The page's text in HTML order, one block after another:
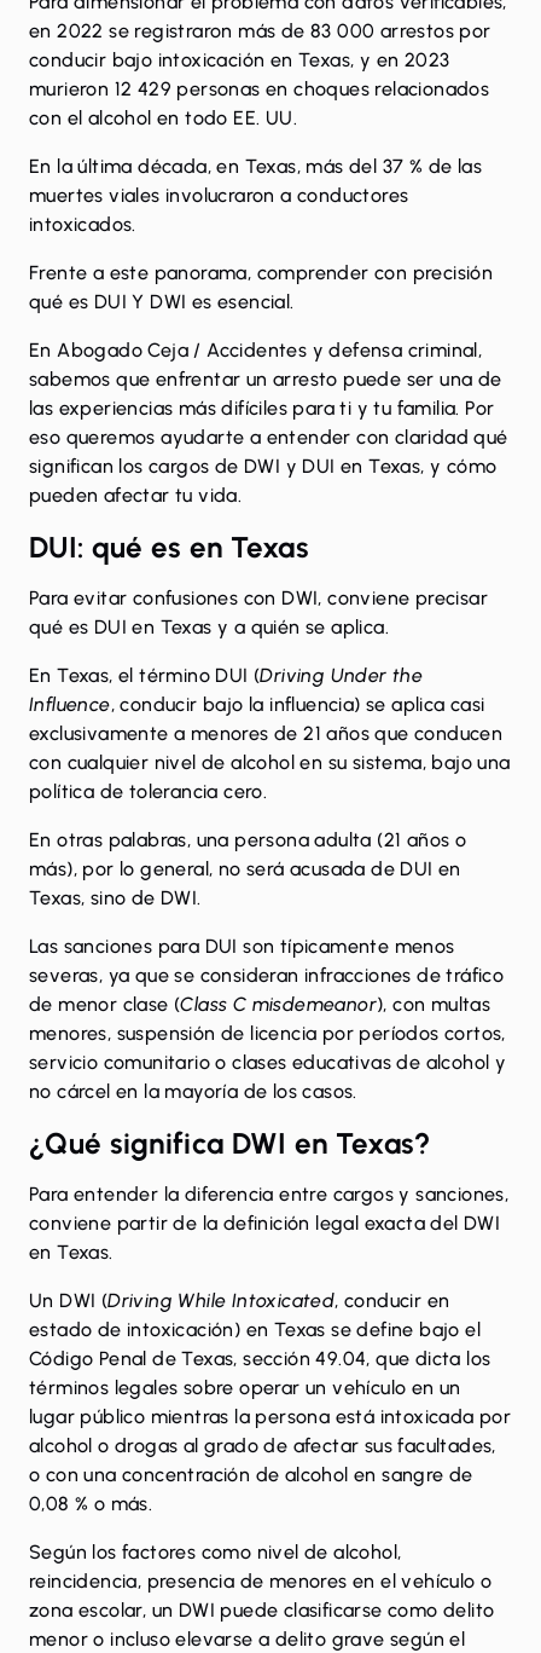
en 2022 se registraron más de 83 000 arrestos por
conducir bajo intoxicación en Texas, y en 2023
murieron 12 429 personas en choques relacionados
con el alcohol en todo EE. UU.
En la últimadécada, en Texas, más del 37 % de las
muertes viales involucraron a conductores
intoxicados.
Frente a este panorama, comprender con precisión
qué es DUI Y DWI es esencial.
EnAbogado Ceja / Accidentes y defensa criminal ,
sabemos que enfrentar un arresto puede ser una de
las experiencias más difíciles para ti y tu familia. Por
eso queremos ayudarte a entender con claridad qué
significan loscargos de DWI y DUI en Texas, y cómo
pueden afectar tu vida.
DUI: qué es en Texas
Para evitar confusiones con DWI, conviene precisar
qué es DUI en Texas y a quién se aplica.
En Texas, el término DUI (Driving Under the
Influence, conducir bajo la influencia) se aplica casi
exclusivamente a menores de 21 años que conducen
con cualquier nivel de alcohol en su sistema, bajo una
política de tolerancia cero.
En otras palabras, una persona adulta (21 años o
más), por lo general, no será acusada de DUI en
Texas, sino de DWI.
Las sanciones para DUI son típicamente menos
severas, ya que se consideran infracciones de tráfico
de menor clase (Class C misdemeanor), con multas
menores, suspensión de licencia por períodos cortos,
servicio comunitario o clases educativas de alcohol y
no cárcel en la mayoría de los casos.
¿Qué significa DWI en Texas?
Para entender la diferencia entre cargos y sanciones,
conviene partir de la definición legal exacta del DWI
en Texas.
Un DWI (Driving While Intoxicated, conducir en
estado de intoxicación) en Texas se define bajo el
Código Penal de Texas,sección 49.04, que dicta los
términos legales sobre operar un vehículo en un
lugar público mientras la persona está intoxicada por
alcohol o drogas al grado de afectar sus facultades,
o con una concentración de alcohol en sangre de
0,08 % o más.
Según los factores como nivel de alcohol,
reincidencia, presencia de menores en el vehículo o
zona escolar, un DWI puede clasificarse como delito
menor o incluso elevarse a delito grave según el